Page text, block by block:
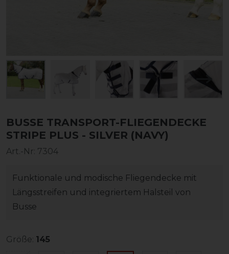
BUSSE TRANSPORT-FLIEGENDECKE
STRIPE PLUS - SILVER (NAVY)
Art.-Nr: 7304
Funktionale und modische Fliegendecke mit
Längsstreifen und integriertem Halsteil von
Busse
Größe: 145